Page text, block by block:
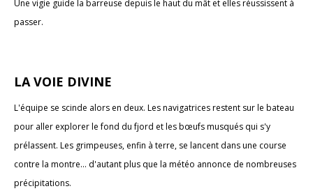
Une vigie guide la barreuse depuis le haut du mât et elles réussissent à
passer.
LA VOIE DIVINE
L'équipe se scinde alors en deux. Les navigatrices restent sur le bateau
pour aller explorer le fond du fjord et les bœufs musqués qui s'y
prélassent. Les grimpeuses, enfin à terre, se lancent dans une course
contre la montre... d'autant plus que la météo annonce de nombreuses
précipitations.